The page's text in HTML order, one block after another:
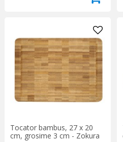
Tocator bambus, 27 x 20
cm, grosime 3 cm - Zokura